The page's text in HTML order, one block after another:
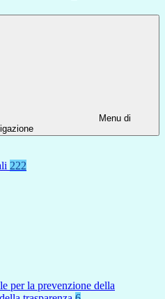
Menu di
222
per la prevenzione della